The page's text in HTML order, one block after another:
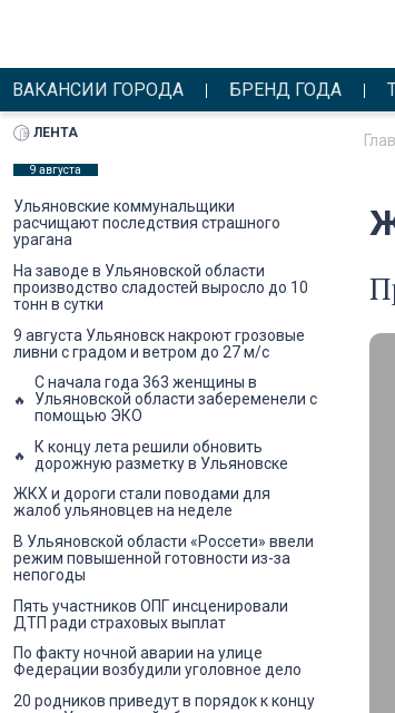
ВАКАНСИИ ГОРОДА БРЕНД ГОДА
ЛЕНТА
9 августа
Ульяновские коммунальщики
расчищают последствия страшного
урагана
На заводе в Ульяновской области
производство сладостей выросло до 10
тонн в сутки
9 августа Ульяновск накроют грозовые
ливни с градом и ветром до 27 м/с
С начала года 363 женщины в
Ульяновской области забеременели с
помощью ЭКО
К концу лета решили обновить
дорожную разметку в Ульяновске
ЖКХ и дороги стали поводами для
жалоб ульяновцев на неделе
В Ульяновской области «Россети» ввели
режим повышенной готовности из-за
непогоды
Пять участников ОПГ инсценировали
ДТП ради страховых выплат
По факту ночной аварии на улице
Федерации возбудили уголовное дело
20 родников приведут в порядок к концу